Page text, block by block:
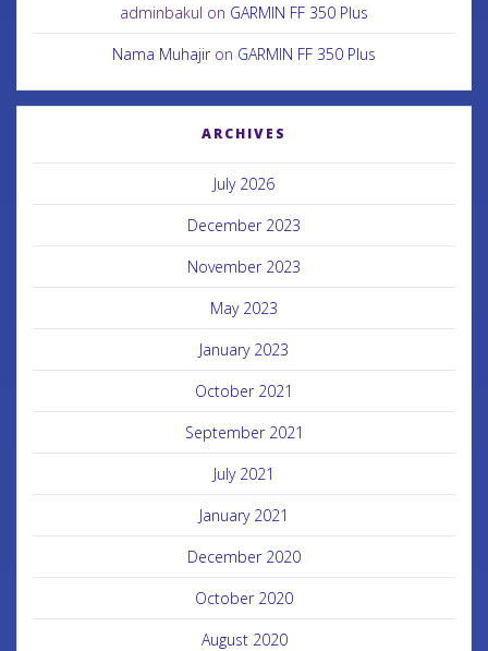
adminbakul on GARMIN FF 350 Plus
Nama Muhajiron GARMIN FF 350 Plus
ARCHIVES
July 2026
December 2023
November 2023
May 2023
January 2023
October 2021
September 2021
July 2021
January 2021
December 2020
October 2020
August 2020